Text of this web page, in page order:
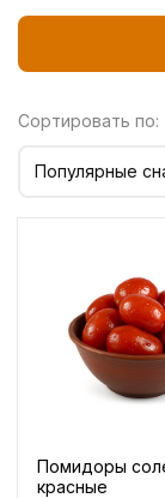
Сортировать по:
Популярные
Помидоры
красные